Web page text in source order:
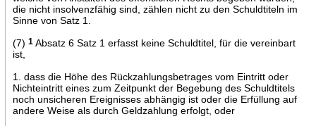
die nicht insolvenzfähig sind, zählen nicht zu den Schuldtiteln im
Sinne von Satz 1.
(7) 1Absatz 6 Satz 1 erfasst keine Schuldtitel, für die vereinbart
ist,
1. dass die Höhe des Rückzahlungsbetrages vom Eintritt oder
Nichteintritt eines zum Zeitpunkt der Begebung des Schuldtitels
noch unsicheren Ereignisses abhängig ist oder die Erfüllung auf
andere Weise als durch Geldzahlung erfolgt, oder